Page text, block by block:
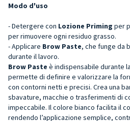
Modo d'uso
- Detergere con Lozione Priming per
per rimuovere ogni residuo grasso.
- Applicare Brow Paste, che funge da
durante il lavoro.
Brow Paste è indispensabile durante
permette di definire e valorizzare la
con contorni netti e precisi. Crea una
sbavature, macchie o trasferimenti di
impeccabile. Il colore bianco facilita il
rendendo l’applicazione semplice,